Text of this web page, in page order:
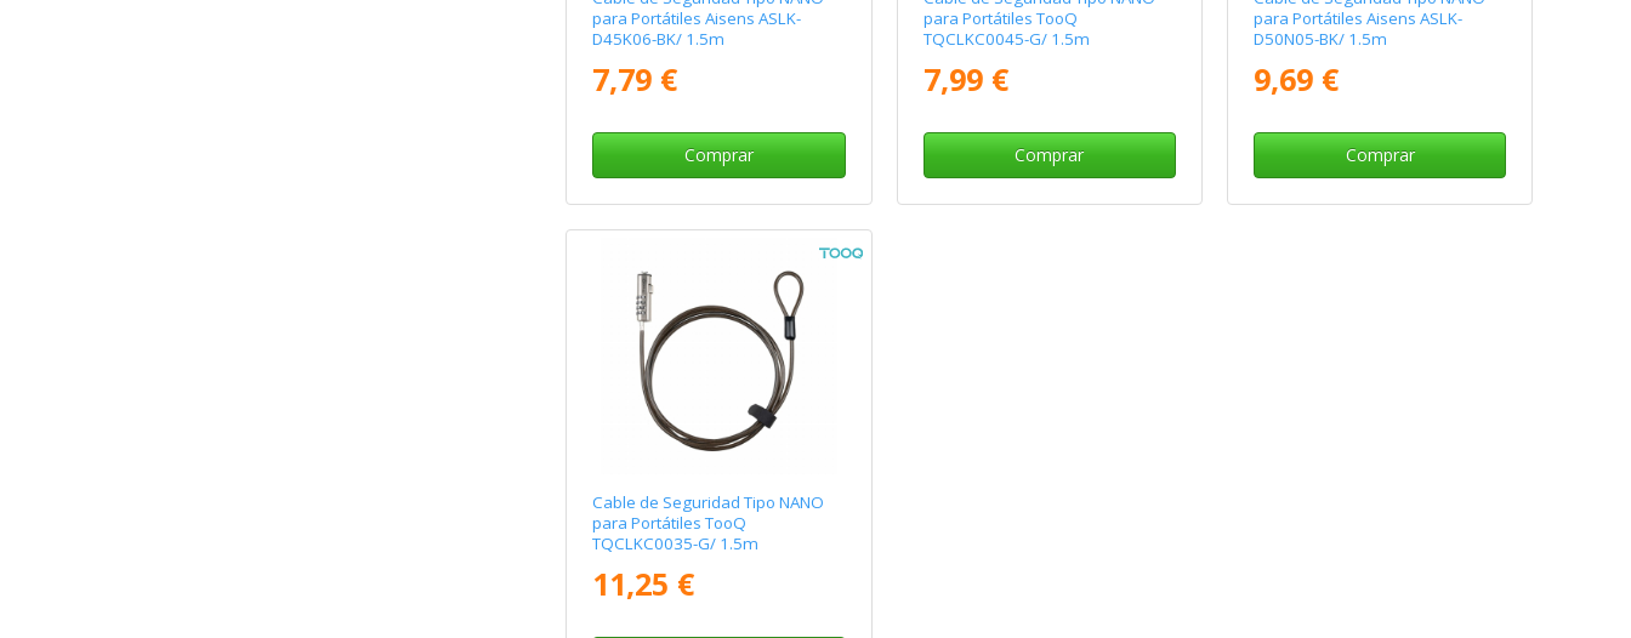
para Portátiles Aisens ASLK-
D45K06-BK/ 1.5m
7,79 €
Comprar
para Portátiles TooQ
TQCLKC0045-G/ 1.5m
7,99 €
Comprar
para Portátiles Aisens ASLK-
D50N05-BK/ 1.5m
9,69 €
Comprar
Cable de Seguridad Tipo NANO
para Portátiles TooQ
TQCLKC0035-G/ 1.5m
11,25 €